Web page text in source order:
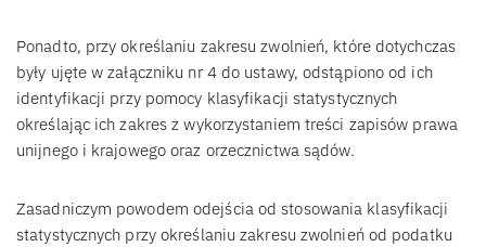
Ponadto, przy określaniu zakresu zwolnień, które dotychczas
były ujęte w załączniku nr 4 do ustawy, odstąpiono od ich
identyfikacji przy pomocy klasyfikacji statystycznych
określając ich zakres z wykorzystaniem treści zapisów prawa
unijnego i krajowego oraz orzecznictwa sądów.
Zasadniczym powodem odejścia od stosowania klasyfikacji
statystycznych przy określaniu zakresu zwolnień od podatku